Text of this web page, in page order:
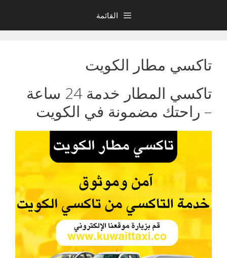
المحتوى
القائمة
تاكسي مطار الكويت
تاكسي المطار خدمة 24 ساعة
– راحتك مضمونة في الكويت